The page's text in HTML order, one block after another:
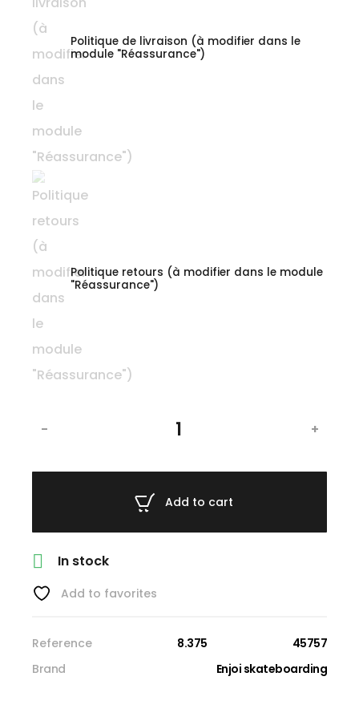
Politique de livraison (à modifier dans le
module "Réassurance")
Politique retours (à modifier dans le module
"Réassurance")
- +
Add to cart
 In stock
Add to favorites
Reference 8.375
45757
Brand
Enjoi skateboarding